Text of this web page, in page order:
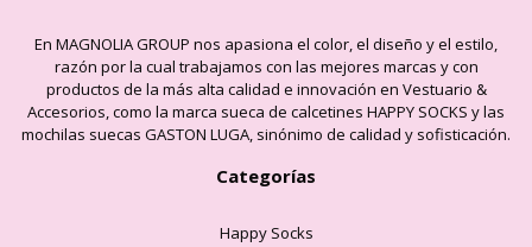
En MAGNOLIA GROUP nos apasiona el color, el diseño y el estilo,
razón por la cual trabajamos con las mejores marcas y con
productos de la más alta calidad e innovación en Vestuario &
Accesorios, como la marca sueca de calcetines HAPPY SOCKS y las
mochilas suecas GASTON LUGA, sinónimo de calidad y sofisticación.
Categorías
Happy Socks